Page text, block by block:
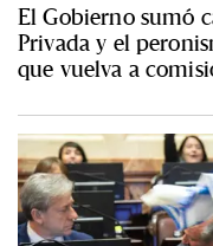
El Gobierno sumó
Privada y el
que vuelva a